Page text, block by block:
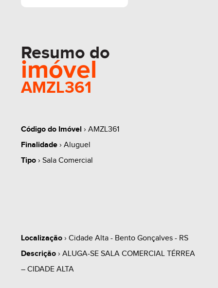
Resumo do
imóvel
AMZL361
Código do Imóvel › AMZL361
Finalidade› Aluguel
Tipo› Sala Comercial
Localização› Cidade Alta - Bento Gonçalves - RS
Descrição› ALUGA-SE SALA COMERCIAL TÉRREA
– CIDADE ALTA